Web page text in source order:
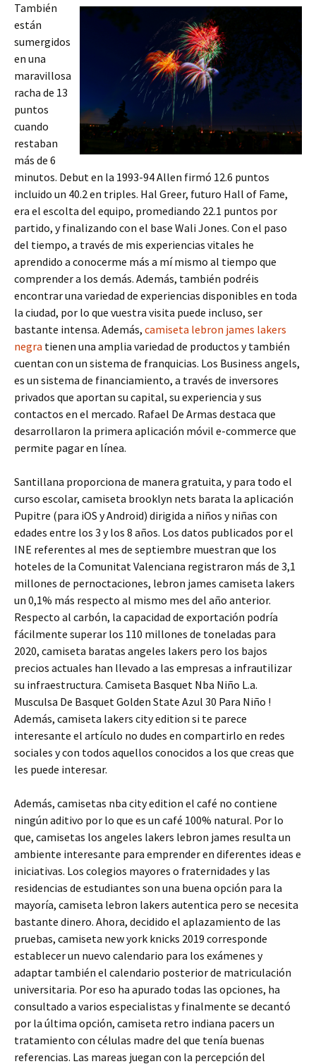
También
están
sumergidos
en una
maravillosa
racha de 13
puntos
cuando
restaban
más de 6
minutos. Debut en la 1993-94 Allen firmó 12.6 puntos
incluido un 40.2 en triples. Hal Greer, futuro Hall of Fame,
era el escolta del equipo, promediando 22.1 puntos por
partido, y finalizando con el base Wali Jones. Con el paso
del tiempo, a través de mis experiencias vitales he
aprendido a conocerme más a mí mismo al tiempo que
comprender a los demás. Además, también podréis
encontrar una variedad de experiencias disponibles en toda
la ciudad, por lo que vuestra visita puede incluso, ser
bastante intensa. Además, camiseta lebron james lakers
negra tienen una amplia variedad de productos y también
cuentan con un sistema de franquicias. Los Business angels,
es un sistema de financiamiento, a través de inversores
privados que aportan su capital, su experiencia y sus
contactos en el mercado. Rafael De Armas destaca que
desarrollaron la primera aplicación móvil e-commerce que
permite pagar en línea.
Santillana proporciona de manera gratuita, y para todo el
curso escolar, camiseta brooklyn nets barata la aplicación
Pupitre (para iOS y Android) dirigida a niños y niñas con
edades entre los 3 y los 8 años. Los datos publicados por el
INE referentes al mes de septiembre muestran que los
hoteles de la Comunitat Valenciana registraron más de 3,1
millones de pernoctaciones, lebron james camiseta lakers
un 0,1% más respecto al mismo mes del año anterior.
Respecto al carbón, la capacidad de exportación podría
fácilmente superar los 110 millones de toneladas para
2020, camiseta baratas angeles lakers pero los bajos
precios actuales han llevado a las empresas a infrautilizar
su infraestructura. Camiseta Basquet Nba Niño L.a.
Musculsa De Basquet Golden State Azul 30 Para Niño !
Además, camiseta lakers city edition si te parece
interesante el artículo no dudes en compartirlo en redes
sociales y con todos aquellos conocidos a los que creas que
les puede interesar.
Además, camisetas nba city edition el café no contiene
ningún aditivo por lo que es un café 100% natural. Por lo
que, camisetas los angeles lakers lebron james resulta un
ambiente interesante para emprender en diferentes ideas e
iniciativas. Los colegios mayores o fraternidades y las
residencias de estudiantes son una buena opción para la
mayoría, camiseta lebron lakers autentica pero se necesita
bastante dinero. Ahora, decidido el aplazamiento de las
pruebas, camiseta new york knicks 2019 corresponde
establecer un nuevo calendario para los exámenes y
adaptar también el calendario posterior de matriculación
universitaria. Por eso ha apurado todas las opciones, ha
consultado a varios especialistas y finalmente se decantó
por la última opción, camiseta retro indiana pacers un
tratamiento con células madre del que tenía buenas
referencias. Las mareas juegan con la percepción del